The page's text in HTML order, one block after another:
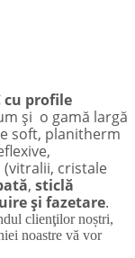
cu profile
și o gamă largă
soft, planitherm
(vitralii, cristale
, sticlă
și fazetare.
clienţilor noștri,
noastre vă vor